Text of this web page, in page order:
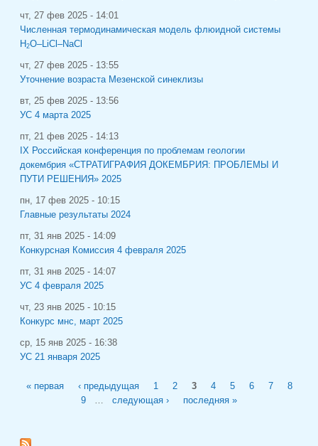
чт, 27 фев 2025 - 14:01
Численная термодинамическая модель флюидной системы
H2O–LiCl–NaCl
чт, 27 фев 2025 - 13:55
Уточнение возраста Мезенской синеклизы
вт, 25 фев 2025 - 13:56
УС 4 марта 2025
пт, 21 фев 2025 - 14:13
IХ Российская конференция по проблемам геологии
докембрия «СТРАТИГРАФИЯ ДОКЕМБРИЯ: ПРОБЛЕМЫ И
ПУТИ РЕШЕНИЯ» 2025
пн, 17 фев 2025 - 10:15
Главные результаты 2024
пт, 31 янв 2025 - 14:09
Конкурсная Комиссия 4 февраля 2025
пт, 31 янв 2025 - 14:07
УС 4 февраля 2025
чт, 23 янв 2025 - 10:15
Конкурс мнс, март 2025
ср, 15 янв 2025 - 16:38
УС 21 января 2025
« первая ‹ предыдущая 1 2 3 4 5 6 7
8
9
следующая › последняя »